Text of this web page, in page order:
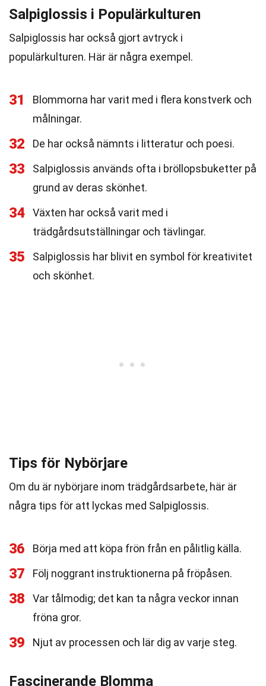
Salpiglossis i Populärkulturen
Salpiglossis har också gjort avtryck i
populärkulturen. Här är några exempel.
31
Blommorna har varit med i flera konstverk och
målningar.
32 De har också nämnts i litteratur och poesi.
33
Salpiglossis används ofta i bröllopsbuketter på
grund av deras skönhet.
34
Växten har också varit med i
trädgårdsutställningar och tävlingar.
35
Salpiglossis har blivit en symbol för kreativitet
och skönhet.
Tips för Nybörjare
Om du är nybörjare inom trädgårdsarbete, här är
några tips för att lyckas med Salpiglossis.
36 Börja med att köpa frön från en pålitlig källa.
37 Följ noggrant instruktionerna på fröpåsen.
38
Var tålmodig; det kan ta några veckor innan
fröna gror.
39 Njut av processen och lär dig av varje steg.
Fascinerande Blomma